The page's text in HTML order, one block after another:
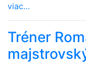
viac…
Tréner